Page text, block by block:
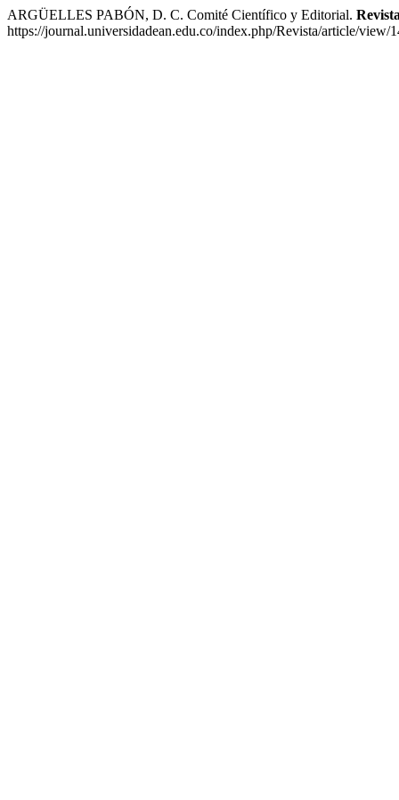
ARGÜELLES PABÓN, D. C. Comité Científico y Editorial.
https://journal.universidadean.edu.co/index.php/Revista/article/view/